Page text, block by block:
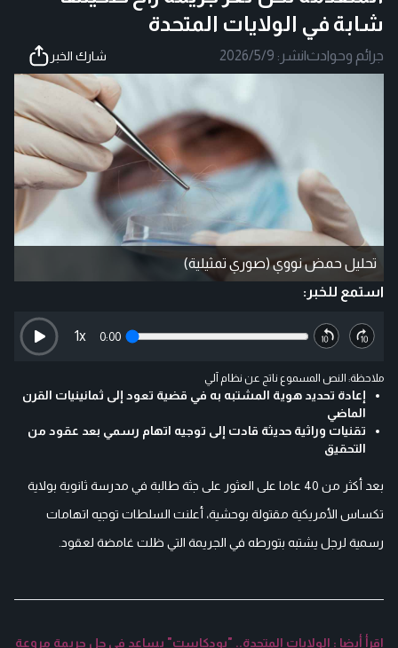
شابة في الولايات المتحدة
جرائم وحوادث|نشر: 2026/5/9 شارك الخبر
تحليل حمض نووي (صوري تمثيلية)
استمع للخبر:
0:00
1x
ملاحظة: النص المسموع ناتج عن نظام آلي
إعادة تحديد هوية المشتبه به في قضية تعود إلى ثمانينيات القرن
الماضي
تقنيات وراثية حديثة قادت إلى توجيه اتهام رسمي بعد عقود من
التحقيق
بعد أكثر من 40 عاما على العثور على جثة طالبة في مدرسة ثانوية بولاية
تكساس الأمريكية مقتولة بوحشية، أعلنت السلطات توجيه اتهامات
رسمية لرجل يشتبه بتورطه في الجريمة التي ظلت غامضة لعقود.
اقرأ أيضا : الولايات المتحدة.. "بودكاست" يساعد في حل جريمة مروعة